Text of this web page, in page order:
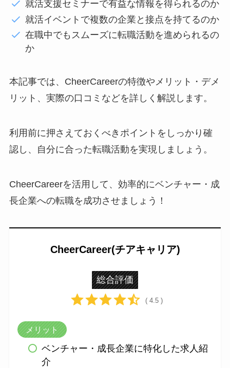
就活支援セミナーで有益な情報を得られるのか
就活イベントで複数の企業と接点を持てるのか
在職中でもスムーズに転職活動を進められるの
か
本記事では、CheerCareerの特徴やメリット・デメ
リット、実際の口コミなどを詳しく解説します。
利用前に押さえておくべきポイントをしっかり確
認し、自分に合った転職活動を実現しましょう。
CheerCareerを活用して、効率的にベンチャー・成
長企業への転職を成功させましょう！
CheerCareer(チアキャリア)
総合評価
( 4.5 )
メリット
ベンチャー・成長企業に特化した求人紹
介